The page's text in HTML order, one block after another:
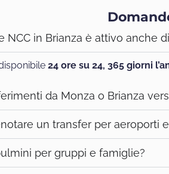
NCC in Brianza è attivo anche
24 ore su 24, 365 giorni
da Monza o Brianza
un transfer per aeroporti
per gruppi e famiglie?